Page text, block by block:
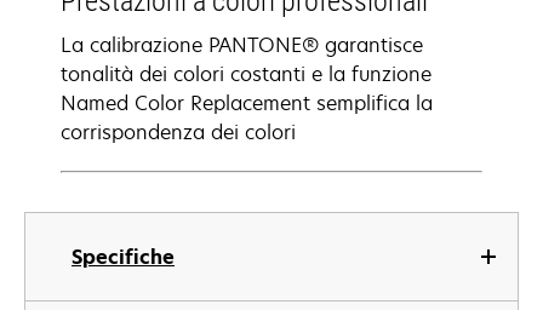
Specifiche
La calibrazione PANTONE® garantisce
tonalità dei colori costanti e la funzione
Named Color Replacement semplifica la
corrispondenza dei colori